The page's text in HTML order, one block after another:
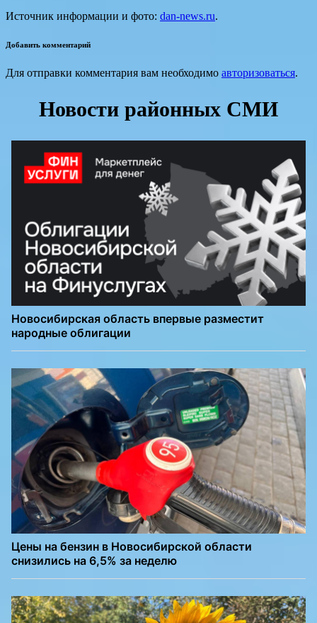
Источник информации и фото: dan-news.ru.
Добавить комментарий
Для отправки комментария вам необходимо авторизоваться.